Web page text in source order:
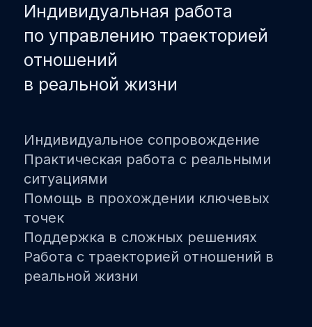
Индивидуальная работа
по управлению траекторией
отношений
в реальной жизни
Индивидуальное сопровождение
Практическая работа с реальными
ситуациями
Помощь в прохождении ключевых
точек
Поддержка в сложных решениях
Работа с траекторией отношений в
реальной жизни